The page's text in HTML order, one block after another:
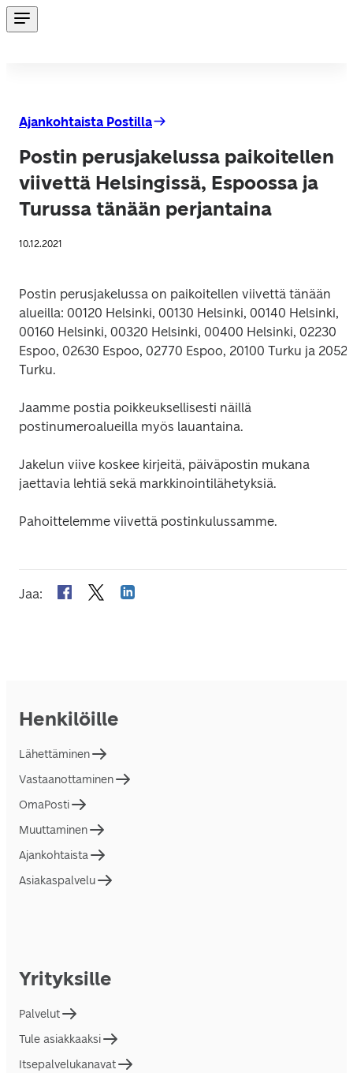
Ajankohtaista Postilla
Postin perusjakelussa paikoitellen
viivettä Helsingissä, Espoossa ja
Turussa tänään perjantaina
10.12.2021
Postin perusjakelussa on paikoitellen viivettä tänään
alueilla: 00120 Helsinki, 00130 Helsinki, 00140 Helsinki,
00160 Helsinki, 00320 Helsinki, 00400 Helsinki, 02230
Espoo, 02630 Espoo, 02770 Espoo, 20100 Turku ja
Turku.
Jaamme postia poikkeuksellisesti näillä
postinumeroalueilla myös lauantaina.
Jakelun viive koskee kirjeitä, päiväpostin mukana
jaettavia lehtiä sekä markkinointilähetyksiä.
Pahoittelemme viivettä postinkulussamme.
Jaa:
Henkilöille
Lähettäminen
Vastaanottaminen
OmaPosti
Muuttaminen
Ajankohtaista
Asiakaspalvelu
Yrityksille
Palvelut
Tule asiakkaaksi
Itsepalvelukanavat